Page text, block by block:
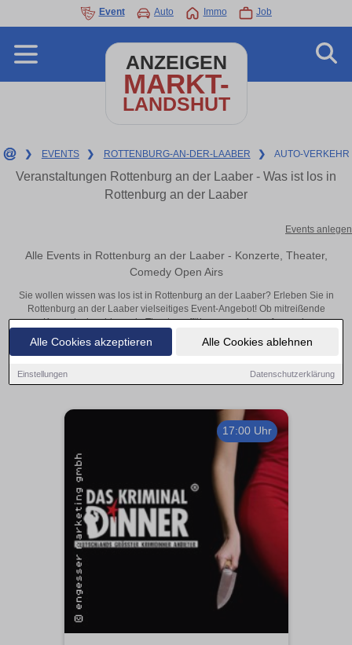
Alle Cookies akzeptieren Alle Cookies ablehnen
Einstellungen Datenschutzerklärung
Event Auto Immo Job
ANZEIGEN
MARKT-
LANDSHUT
❯ EVENTS ❯ ROTTENBURG-AN-DER-LAABER ❯ AUTO-VERKEHR
Veranstaltungen Rottenburg an der Laaber - Was ist los in
Rottenburg an der Laaber
Events anlegen
Alle Events in Rottenburg an der Laaber - Konzerte, Theater,
Comedy Open Airs
Sie wollen wissen was los ist in Rottenburg an der Laaber? Erleben Sie in
Rottenburg an der Laaber vielseitiges Event-Angebot! Ob mitreißende
Konzerte, inspirierende Theateraufführungen oder aufregende
Veranstaltungen in Rottenburg an der Laaber – hier finden alles im Überblick
und Tickets.
17:00 Uhr